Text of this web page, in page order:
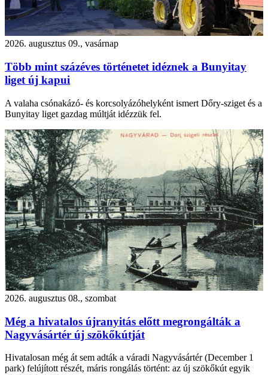
2026. augusztus 09., vasárnap
Több mint százéves történetet idéznek a Bunyitay
liget új kapui
A valaha csónakázó- és korcsolyázóhelyként ismert Dőry-sziget és a
Bunyitay liget gazdag múltját idézzük fel.
2026. augusztus 08., szombat
Még a hivatalos újranyitás előtt megrongálták a
Nagyvásártér új szökőkútját
Hivatalosan még át sem adták a váradi Nagyvásártér (December 1
park) felújított részét, máris rongálás történt: az új szökőkút egyik